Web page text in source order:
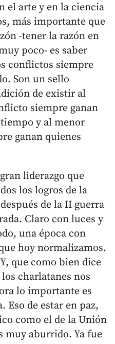
el arte y en la ciencia
más importante que
-tener la razón en
poco- es saber
conflictos siempre
Son un sello
de existir al
siempre ganan
y al menor
ganan quienes
liderazgo que
los logros de la
de la II guerra
Claro con luces y
una época con
hoy normalizamos.
que como bien dice
charlatanes nos
lo importante es
Eso de estar en paz,
como el de la Unión
muy aburrido. Ya fue